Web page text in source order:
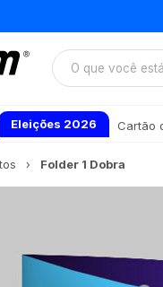
Eleições 2026 Cartão
Folder 1 Dobra